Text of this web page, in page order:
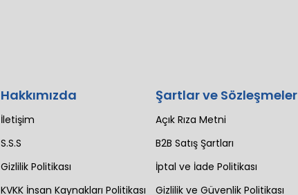
Hakkımızda
İletişim
S.S.S
Gizlilik Politikası
KVKK İnsan Kaynakları Politikası
Şartlar ve Sözleşmeler
Açık Rıza Metni
B2B Satış Şartları
İptal ve İade Politikası
Gizlilik ve Güvenlik Politikası